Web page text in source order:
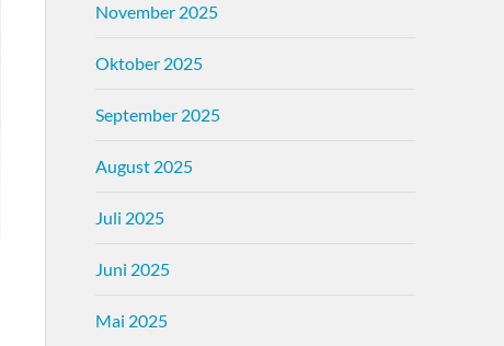
November 2025
Oktober 2025
September 2025
August 2025
Juli 2025
Juni 2025
Mai 2025